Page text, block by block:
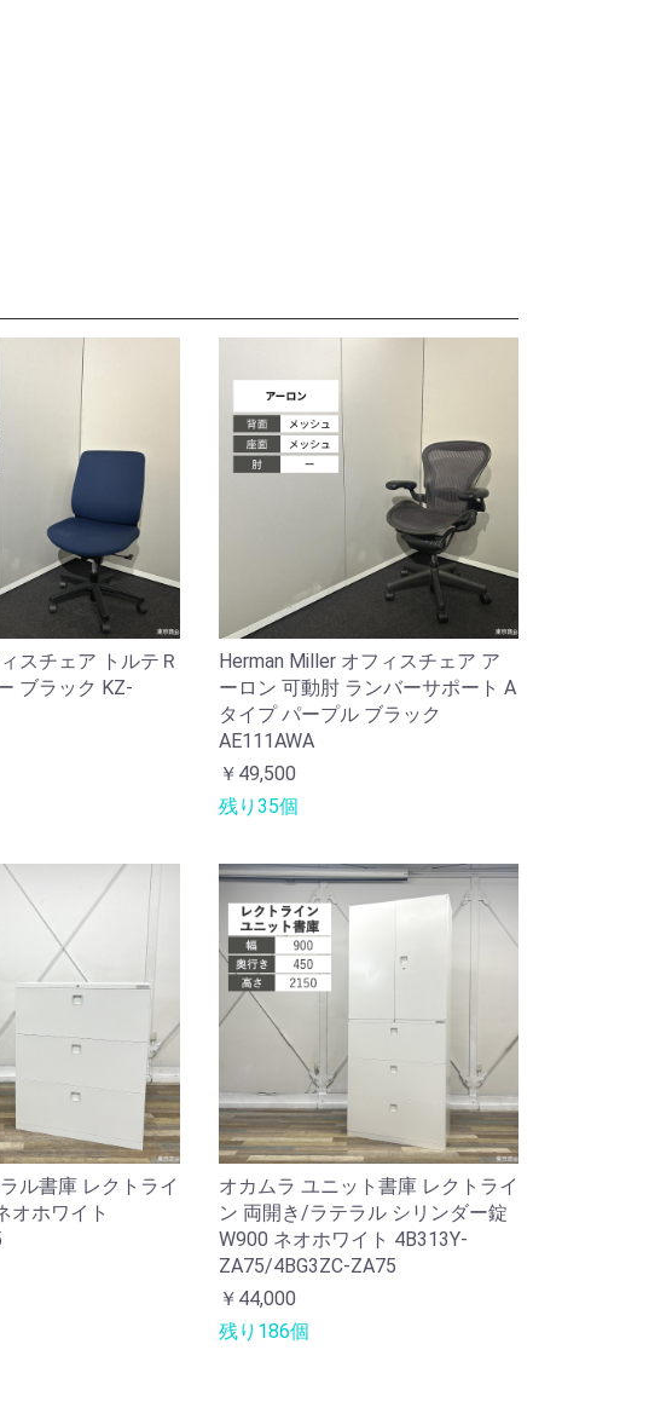
スチェア トルテＲ
ブラック KZ-
Herman Miller オフィスチェア ア
ーロン 可動肘 ランバーサポート A
タイプ パープル ブラック
AE111AWA
￥49,500
残り35個
ル書庫 レクトライ
オホワイト
オカムラ ユニット書庫 レクトライ
ン 両開き/ラテラル シリンダー錠
W900 ネオホワイト 4B313Y-
ZA75/4BG3ZC-ZA75
￥44,000
残り186個